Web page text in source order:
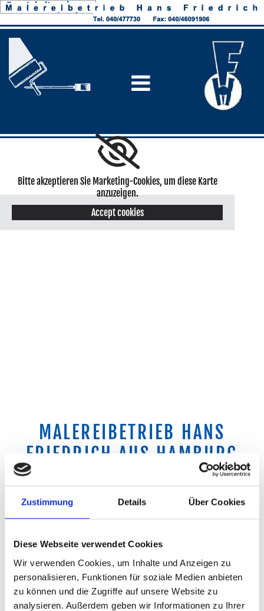
Zustimmung Details Über Cookies
Diese Webseite verwendet Cookies
Wir verwenden Cookies, um Inhalte und Anzeigen zu
personalisieren, Funktionen für soziale Medien anbieten
zu können und die Zugriffe auf unsere Website zu
analysieren. Außerdem geben wir Informationen zu Ihrer
Zum Inhalt springen
Bitte akzeptieren Sie Marketing-Cookies, um diese Karte
anzuzeigen.
Accept cookies
MALEREIBETRIEB HANS
FRIEDRICH AUS HAMBURG
So erreichen Sie uns
ANSCHRIFT
Malereibetrieb Hans Friedrich
Kegelhofstraße 83
20251 Hamburg